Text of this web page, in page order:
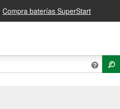
Compra baterías SuperStart